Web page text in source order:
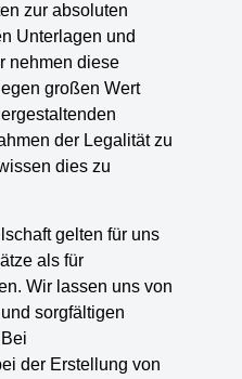
zur absoluten
Unterlagen und
nehmen diese
großen Wert
der Legalität zu
dies zu
gelten für uns
als für
Wir lassen uns von
sorgfältigen
der Erstellung von